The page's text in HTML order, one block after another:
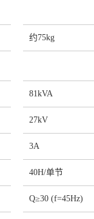
约75kg
81kVA
27kV
3A
40H/单节
Q≥30 (f=45Hz)